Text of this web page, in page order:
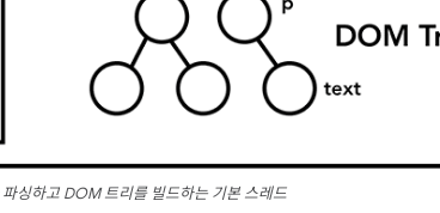
싱하고 DOM 트리를 빌드하는 기본 스레드